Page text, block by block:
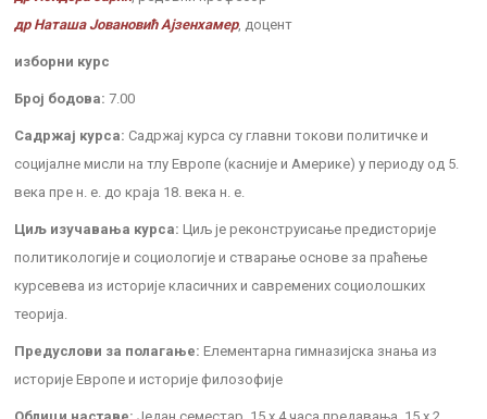
др Наташа Јовановић Ајзенхамер, доцент
изборни курс
Број бодова: 7.00
Садржај курса: Садржај курса су главни токови политичке и
социјалне мисли на тлу Европе (касније и Америке) у периоду од 5.
века пре н. е. до краја 18. века н. е.
Циљ изучавања курса: Циљ је реконструисање предисторије
политикологије и социологије и стварање основе за праћење
курсевева из историје класичних и савремених социолошких
теорија.
Предуслови за полагање: Елементарна гимназијска знања из
историје Европе и историје филозофије